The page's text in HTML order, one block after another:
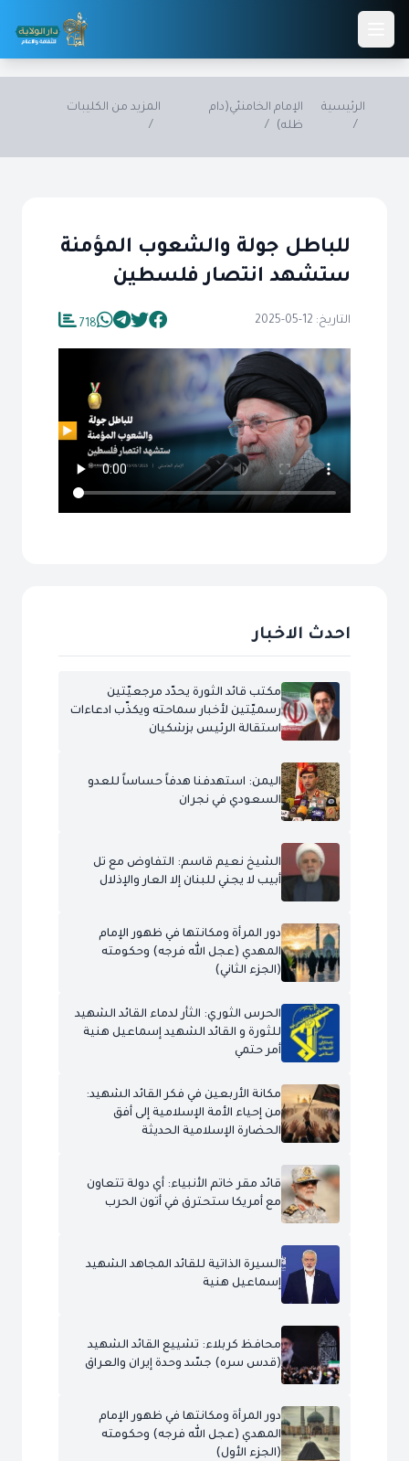
Skip to main content
الرئيسية
/
الإمام الخامنئي(دام
ظله)
/
المزيد من الكليبات
/
للباطل جولة والشعوب المؤمنة
ستشهد انتصار فلسطين
التاريخ: 12-05-2025 718
احدث الاخبار
مكتب قائد الثورة يحدّد مرجعيّتين
رسميّتين لأخبار سماحته ويكذّب ادعاءات
استقالة الرئيس بزشكيان
اليمن: استهدفنا هدفاً حساساً للعدو
السعودي في نجران
الشيخ نعيم قاسم: التفاوض مع تل
أبيب لا يجني للبنان إلا العار والإذلال
دور المرأة ومكانتها في ظهور الإمام
المهدي (عجل الله فرجه) وحكومته
(الجزء الثاني)
الحرس الثوري: الثأر لدماء القائد الشهيد
للثورة و القائد الشهيد إسماعيل هنية
أمر حتمي
مكانة الأربعين في فكر القائد الشهيد:
من إحياء الأمة الإسلامية إلى أفق
الحضارة الإسلامية الحديثة
قائد مقر خاتم الأنبياء: أي دولة تتعاون
مع أمريكا ستحترق في أتون الحرب
السيرة الذاتية للقائد المجاهد الشهيد
إسماعيل هنية
محافظ كربلاء: تشييع القائد الشهيد
(قدس سره) جسّد وحدة إيران والعراق
دور المرأة ومكانتها في ظهور الإمام
المهدي (عجل الله فرجه) وحكومته
(الجزء الأول)